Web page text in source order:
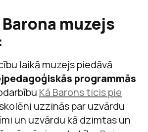
muzejs
laikā muzejs piedāvā
programmās
Kā Barons ticis pie
uzzinās par uzvārdu
un uzvārdu kā dzimtas un